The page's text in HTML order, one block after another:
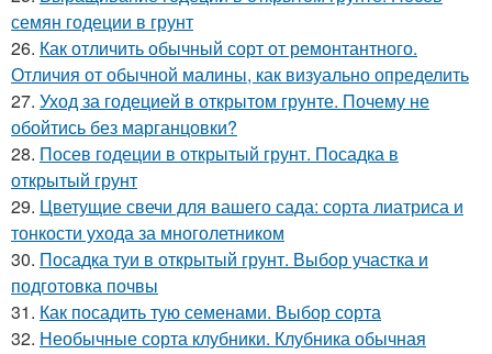
семян годеции в грунт
26. Как отличить обычный сорт от ремонтантного.
Отличия от обычной малины, как визуально определить
27. Уход за годецией в открытом грунте. Почему не
обойтись без марганцовки?
28. Посев годеции в открытый грунт. Посадка в
открытый грунт
29. Цветущие свечи для вашего сада: сорта лиатриса и
тонкости ухода за многолетником
30. Посадка туи в открытый грунт. Выбор участка и
подготовка почвы
31. Как посадить тую семенами. Выбор сорта
32. Необычные сорта клубники. Клубника обычная